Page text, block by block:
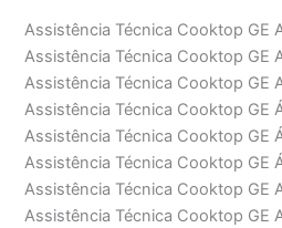
Assistência Técnica Cooktop GE
Assistência Técnica Cooktop GE
Assistência Técnica Cooktop GE
Assistência Técnica Cooktop GE
Assistência Técnica Cooktop GE
Assistência Técnica Cooktop GE
Assistência Técnica Cooktop GE
Assistência Técnica Cooktop GE